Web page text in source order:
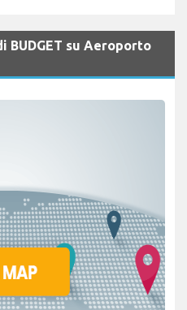
BUDGET su Aeroporto